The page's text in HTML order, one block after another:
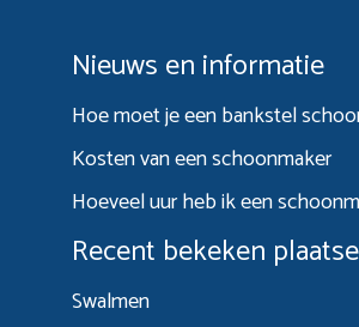
Nieuws en informatie
Hoe moet je een bankstel
Kosten van een schoonmaker
Hoeveel uur heb ik een
Recent bekeken
Swalmen